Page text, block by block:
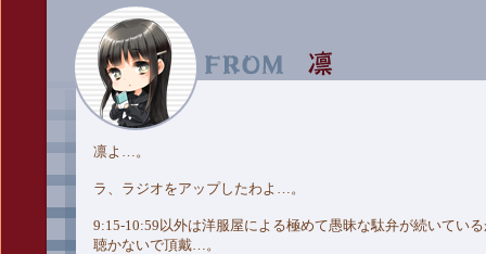
凛よ…。
ラ、ラジオをアップしたわよ…。
9:15-10:59以外は洋服屋による極めて愚昧な駄弁が続いてい
聴かないで頂戴…。